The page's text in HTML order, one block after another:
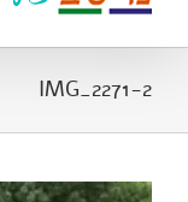
IMG_2271-2